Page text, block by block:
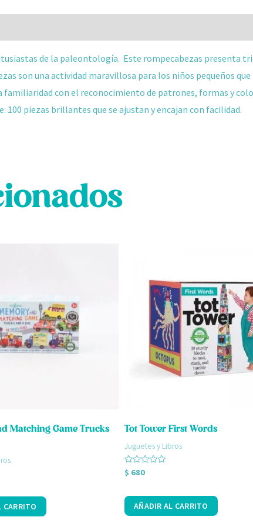
de la paleontología. Este rompecabezas presenta
son una actividad maravillosa para los niños pequeños
con el reconocimiento de patrones, formas y
: 100 piezas brillantes que se ajustan y encajan con facilidad.
Matching Game Trucks
CARRITO
Tot Tower First Words
Juguetes y Libros
Valorado
con
5
$ 680
AÑADIR AL CARRITO